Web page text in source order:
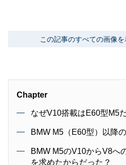
この記事のすべての画像を
Chapter
なぜV10搭載はE60型M5
BMW M5（E60型）以降
BMW M5のV10からV8へ
を求めたからだった？